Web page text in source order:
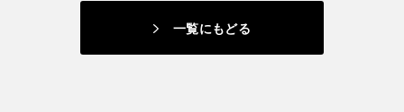
一覧にもどる